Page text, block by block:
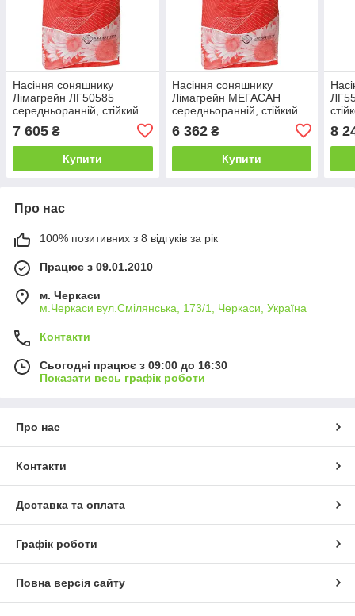
Насіння соняшнику
Лімагрейн ЛГ50585
середньоранній, стійкий
7 605 ₴
Купити
Насіння соняшнику
Лімагрейн МЕГАСАН
середньоранній, стійкий
6 362₴
Купити
8
Про нас
100% позитивних з 8 відгуків за рік
Працює з 09.01.2010
м. Черкаси
м.Черкаси вул.Смілянська, 173/1, Черкаси, Україна
Контакти
Сьогодні працює з 09:00 до 16:30
Показати весь графік роботи
Про нас
Контакти
Доставка та оплата
Графік роботи
Повна версія сайту